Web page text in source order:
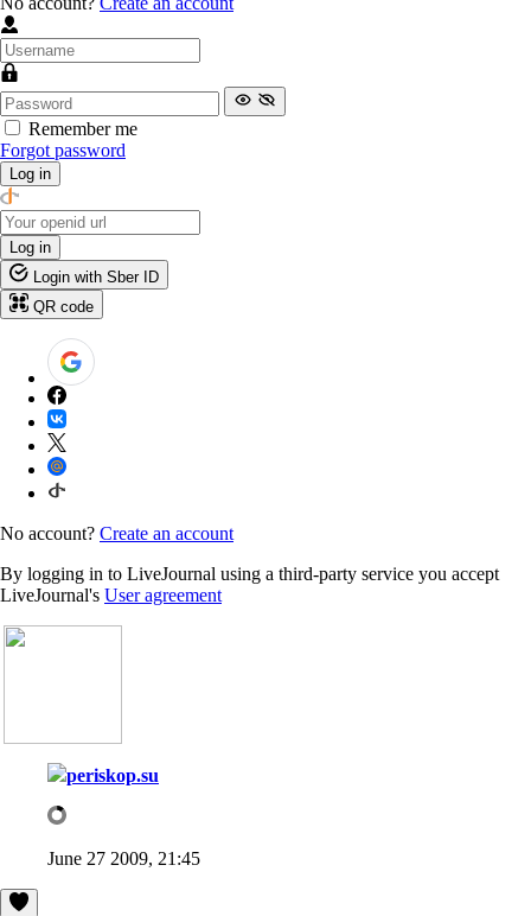
Remember me
Forgot password
Log in
Log in
Login with Sber ID
QR code
No account? Create an account
By logging in to LiveJournal using a third-party service you accept
LiveJournal's User agreement
periskop.su
June 27 2009, 21:45